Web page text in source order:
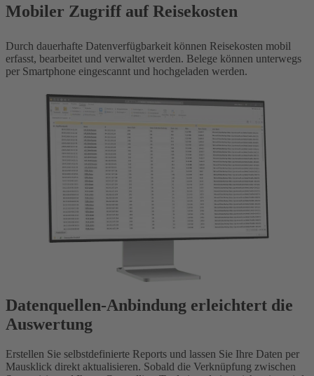
Mobiler Zugriff auf Reisekosten
Durch dauerhafte Datenverfügbarkeit können Reisekosten mobil
erfasst, bearbeitet und verwaltet werden. Belege können unterwegs
per Smartphone eingescannt und hochgeladen werden.
Datenquellen-Anbindung erleichtert die
Auswertung
Erstellen Sie selbstdefinierte Reports und lassen Sie Ihre Daten per
Mausklick direkt aktualisieren. Sobald die Verknüpfung zwischen